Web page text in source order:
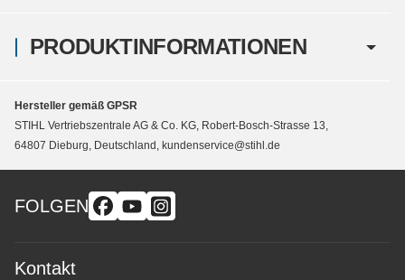
PRODUKTINFORMATIONEN
Hersteller gemäß GPSR
STIHL Vertriebszentrale AG & Co. KG, Robert-Bosch-Strasse 13,
64807 Dieburg, Deutschland, kundenservice@stihl.de
FOLGEN
Kontakt